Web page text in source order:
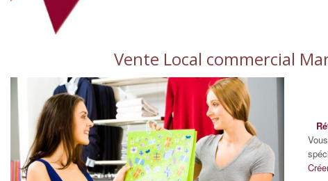
Vente Local commercial